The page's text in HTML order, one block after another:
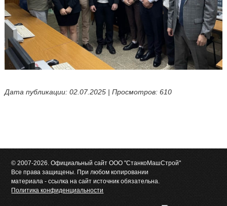
Дата публикации: 02.07.2025 | Просмотров: 610
© 2007-2026. Официальный сайт ООО "СтанкоМашСтрой"
Все права защищены. При любом копировании
материала - ссылка на сайт источник обязательна.
Политика конфиденциальности